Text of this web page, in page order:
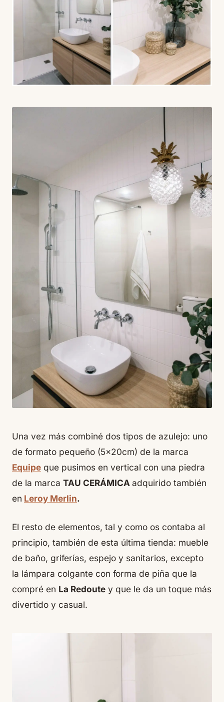
Una vez más combiné dos tipos de azulejo: uno
de formato pequeño (5x20cm) de la marca
Equipe que pusimos en vertical con una piedra
de la marca TAU CERÁMICA adquirido también
en Leroy Merlin.
El resto de elementos, tal y como os contaba al
principio, también de esta última tienda: mueble
de baño, griferías, espejo y sanitarios, excepto
la lámpara colgante con forma de piña que la
compré en La Redoute y que le da un toque más
divertido y casual.